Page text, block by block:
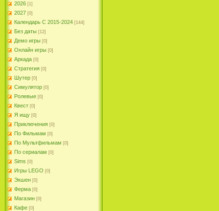
2026 [1]
2027 [0]
Календарь С 2015-2024 [144]
Без даты [12]
Демо игры [0]
Онлайн игры [0]
Аркада [0]
Стратегия [0]
Шутер [0]
Симулятор [0]
Ролевые [0]
Квест [0]
Я ищу [0]
Приключения [0]
По Фильмам [0]
По Мультфильмам [0]
По сериалам [0]
Sims [0]
Игры LEGO [0]
Экшен [0]
Ферма [0]
Магазин [0]
Кафе [0]